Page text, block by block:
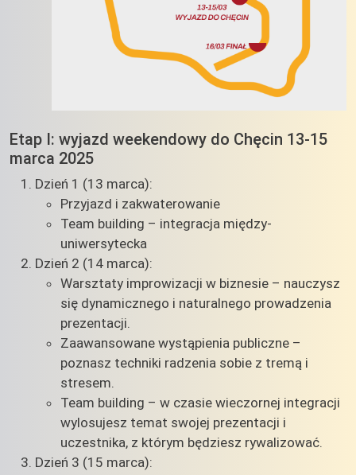
Etap I: wyjazd weekendowy do Chęcin 13-15
marca 2025
Dzień 1 (13 marca):
Przyjazd i zakwaterowanie
Team building – integracja między-
uniwersytecka
Dzień 2 (14 marca):
Warsztaty improwizacji w biznesie – nauczysz
się dynamicznego i naturalnego prowadzenia
prezentacji.
Zaawansowane wystąpienia publiczne –
poznasz techniki radzenia sobie z tremą i
stresem.
Team building – w czasie wieczornej integracji
wylosujesz temat swojej prezentacji i
uczestnika, z którym będziesz rywalizować.
Dzień 3 (15 marca):